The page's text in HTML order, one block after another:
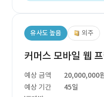
유사도 높음 외주
커머스 모바일 웹
예상 금액
20,000,000
예상 기간
45일